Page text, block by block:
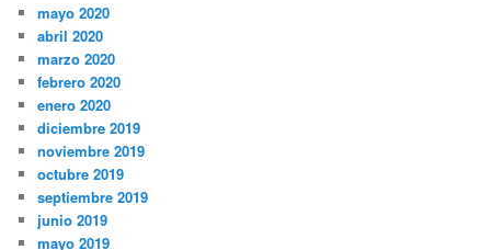
mayo 2020
abril 2020
marzo 2020
febrero 2020
enero 2020
diciembre 2019
noviembre 2019
octubre 2019
septiembre 2019
junio 2019
mayo 2019